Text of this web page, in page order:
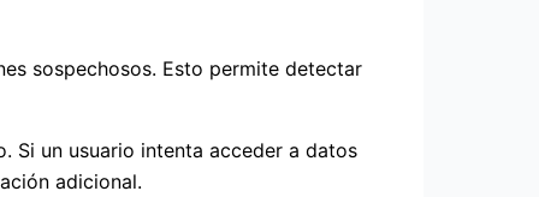
sospechosos. Esto permite detectar
Si un usuario intenta acceder a datos
adicional.